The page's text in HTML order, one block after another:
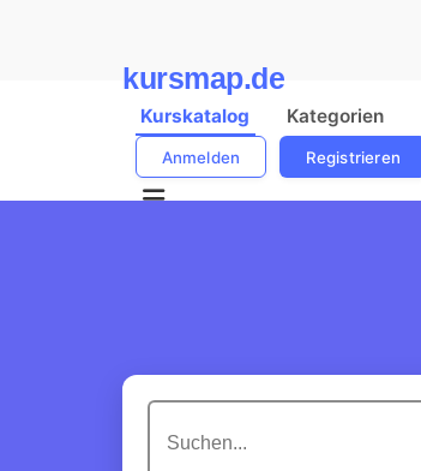
kursmap.de
Kurskatalog Kategorien
Anmelden Registrieren